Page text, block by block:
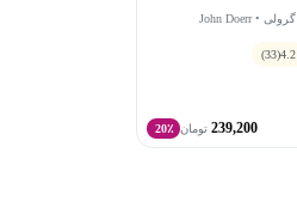
4.2
(33)
239,200 تومان 20٪